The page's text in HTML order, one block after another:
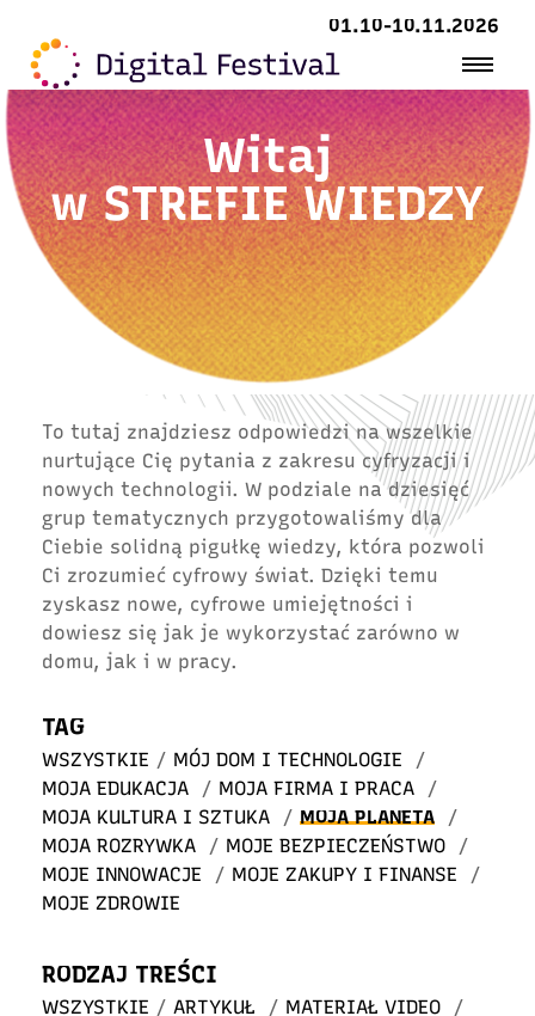
01.10-10.11.2026
Witaj
wSTREFIE WIEDZY
To tutaj znajdziesz odpowiedzi na wszelkie
nurtujące Cię pytania z zakresu cyfryzacji i
nowych technologii. W podziale na dziesięć
grup tematycznych przygotowaliśmy dla
Ciebie solidną pigułkę wiedzy, która pozwoli
Ci zrozumieć cyfrowy świat. Dzięki temu
zyskasz nowe, cyfrowe umiejętności i
dowiesz się jak je wykorzystać zarówno w
domu, jak i w pracy.
TAG
WSZYSTKIE / MÓJ DOM I TECHNOLOGIE
/
MOJA EDUKACJA
/ MOJA FIRMA I PRACA
/
MOJA KULTURA I SZTUKA
/ MOJA PLANETA
/
MOJA ROZRYWKA
/ MOJE BEZPIECZEŃSTWO
/
MOJE INNOWACJE
/ MOJE ZAKUPY I FINANSE
/
MOJE ZDROWIE
RODZAJ TREŚCI
WSZYSTKIE / ARTYKUŁ / MATERIAŁ VIDEO
/